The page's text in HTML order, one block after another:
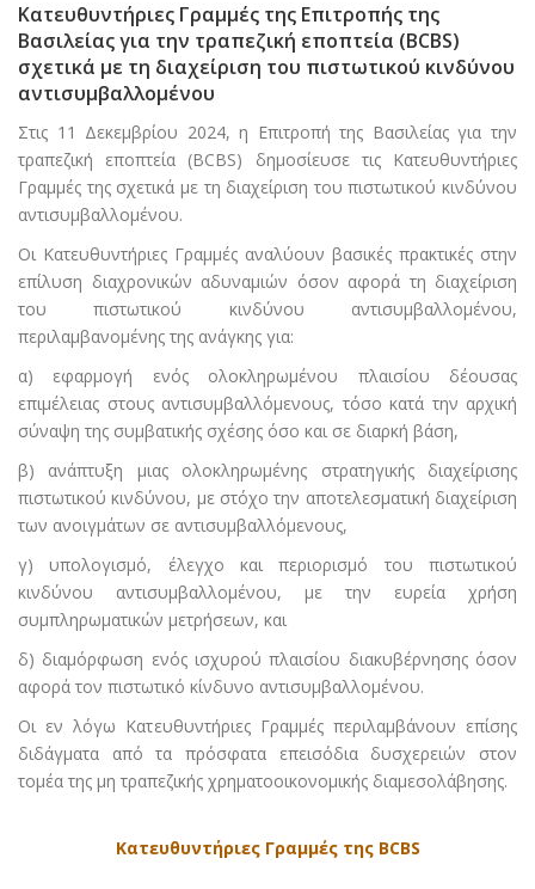
Κατευθυντήριες Γραμμές της Επιτροπής της
Βασιλείας για την τραπεζική εποπτεία (BCBS)
σχετικά με τη διαχείριση του πιστωτικού κινδύνου
αντισυμβαλλομένου
Στις 11 Δεκεμβρίου 2024, η Επιτροπή της Βασιλείας για την
τραπεζική εποπτεία (BCBS) δημοσίευσε τις Κατευθυντήριες
Γραμμές της σχετικά με τη διαχείριση του πιστωτικού κινδύνου
αντισυμβαλλομένου.
Οι Κατευθυντήριες Γραμμές αναλύουν βασικές πρακτικές στην
επίλυση διαχρονικών αδυναμιών όσον αφορά τη διαχείριση
του πιστωτικού κινδύνου αντισυμβαλλομένου,
περιλαμβανομένης της ανάγκης για:
α) εφαρμογή ενός ολοκληρωμένου πλαισίου δέουσας
επιμέλειας στους αντισυμβαλλόμενους, τόσο κατά την αρχική
σύναψη της συμβατικής σχέσης όσο και σε διαρκή βάση,
β) ανάπτυξη μιας ολοκληρωμένης στρατηγικής διαχείρισης
πιστωτικού κινδύνου, με στόχο την αποτελεσματική διαχείριση
των ανοιγμάτων σε αντισυμβαλλόμενους,
γ) υπολογισμό, έλεγχο και περιορισμό του πιστωτικού
κινδύνου αντισυμβαλλομένου, με την ευρεία χρήση
συμπληρωματικών μετρήσεων, και
δ) διαμόρφωση ενός ισχυρού πλαισίου διακυβέρνησης όσον
αφορά τον πιστωτικό κίνδυνο αντισυμβαλλομένου.
Οι εν λόγω Κατευθυντήριες Γραμμές περιλαμβάνουν επίσης
διδάγματα από τα πρόσφατα επεισόδια δυσχερειών στον
τομέα της μη τραπεζικής χρηματοοικονομικής διαμεσολάβησης.
Κατευθυντήριες Γραμμές της BCBS